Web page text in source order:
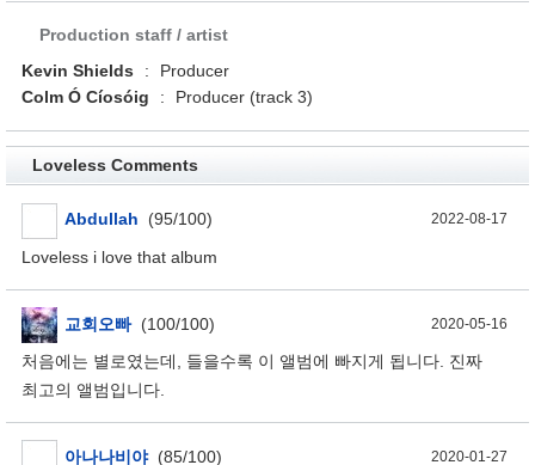
Production staff / artist
Kevin Shields
:
Producer
Colm Ó Cíosóig
: Producer (track 3)
Loveless Comments
Abdullah (95/100) 2022-08-17
Loveless i love that album
교회오빠(100/100) 2020-05-16
처음에는 별로였는데, 들을수록 이 앨범에 빠지게 됩니다. 진짜
최고의 앨범입니다.
아나나비야(85/100) 2020-01-27